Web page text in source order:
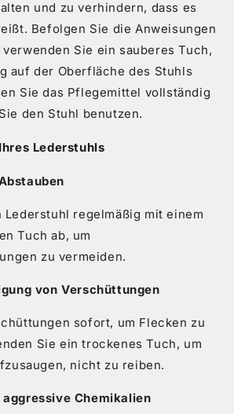
und zu verhindern, dass es
Befolgen Sie die Anweisungen
Sie ein sauberes Tuch,
auf der Oberfläche des Stuhls
Sie das Pflegemittel vollständig
den Stuhl benutzen.
Lederstuhls
Lederstuhl regelmäßig mit einem
Tuch ab, um
zu vermeiden.
von Verschüttungen
sofort, um Flecken zu
Sie ein trockenes Tuch, um
nicht zu reiben.
Chemikalien